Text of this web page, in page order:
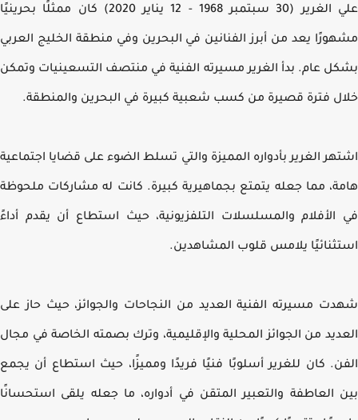
علي الغرير (30 سبتمبر 1968 - 12 يناير 2020) كان ممثلًا بحرينيًا
يعد من أبرز الفنانين في البحرين وفي منطقة الخليج العربي
عام. بدأ الغرير مسيرته الفنية في منتصف التسعينيات وتمكن
فترة قصيرة من كسب شعبية كبيرة في البحرين والمنطقة.
الغرير بأدواره المميزة والتي تسلط الضوء على قضايا اجتماعية
مما جعله يتمتع بجماهيرية كبيرة. كانت له مشاركات ملحوظة
الأفلام والمسلسلات التلفزيونية، حيث استطاع أن يقدم أداءً
يلامس قلوب المشاهدين.
مسيرته الفنية العديد من النجاحات والجوائز، حيث حاز على
من الجوائز المحلية والإقليمية، وترك بصمته الخاصة في مجال
كان للغرير أسلوبًا فنيًا فريدًا ومميزًا، حيث استطاع أن يجمع
العاطفة والتعبير المتقن في أدواره، ما جعله يلقى استحسانًا